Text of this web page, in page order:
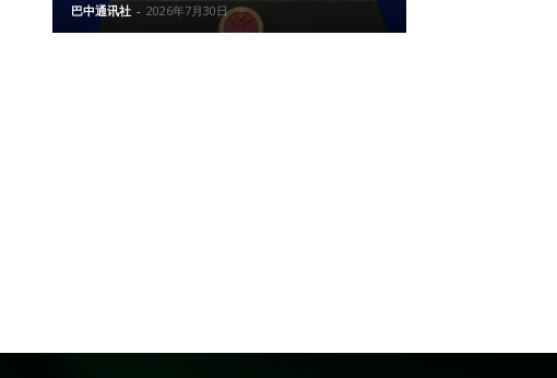
巴中通讯社 - 2026年7月30日